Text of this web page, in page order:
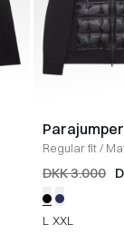
Regular fit/
SORT
DKK 3.000
L XXL